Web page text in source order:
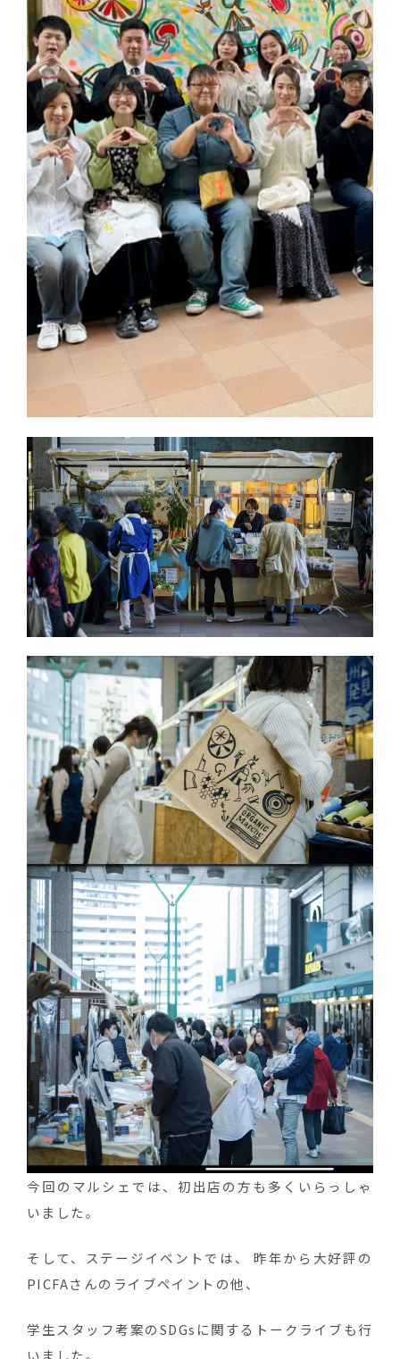
今回のマルシェでは、初出店の方も多くいらっしゃ
いました。
そして、ステージイベントでは、 昨年から大好評の
PICFAさんのライブペイントの他、
学生スタッフ考案のSDGsに関するトークライブも行
いました。